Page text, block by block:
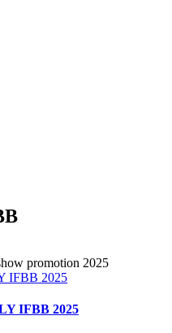
IFBB 2025
IFBB 2025